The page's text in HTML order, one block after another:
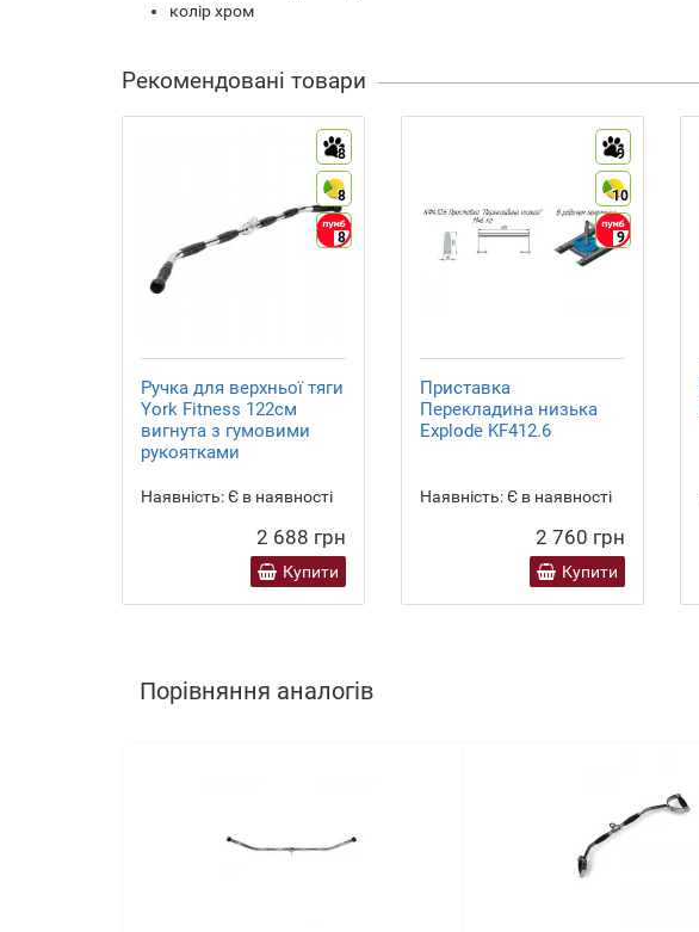
колір хром
Рекомендовані товари
8
8
8
Ручка для верхньої тяги
York Fitness 122см
вигнута з гумовими
рукоятками
Наявність:Є в наявності
2 688 грн
Купити
9
10
9
Приставка
Перекладина низька
Explode KF412.6
Наявність:Є в наявності
2 760 грн
Купити
Порівняння аналогів